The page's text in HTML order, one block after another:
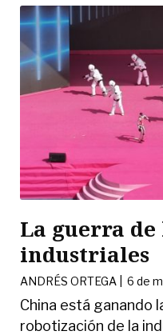
La guerra de
industriales
ANDRÉS ORTEGA |6 de
China está ganando
robotización de la